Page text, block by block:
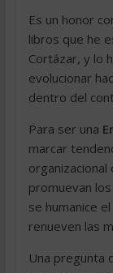
Es un honor
libros que he
Cortázar, y lo
evolucionar
dentro del
Para ser una
marcar
promuevan
se humanice
renueven las
Una pregunta